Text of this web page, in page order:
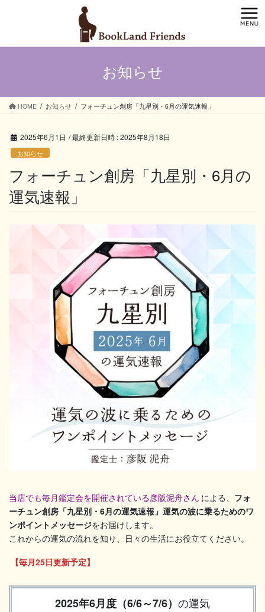
お知らせ
HOME お知らせ フォーチュン創房「九星別・6月の運気速報」
2025年6月1日 / 最終更新日時 :2025年8月18日
お知らせ
フォーチュン創房「九星別・6月の
運気速報」
当店でも毎月鑑定会を開催されている彦阪泥舟さん による、 フォ
ーチュン創房「九星別・6月の運気速報」運気の波に乗るためのワ
ンポイントメッセージをお届けします。
これからの運気の流れを知り、日々の生活にお役立てください。
【毎月25日更新予定】
2025年6月度（6/6～7/6） の運気